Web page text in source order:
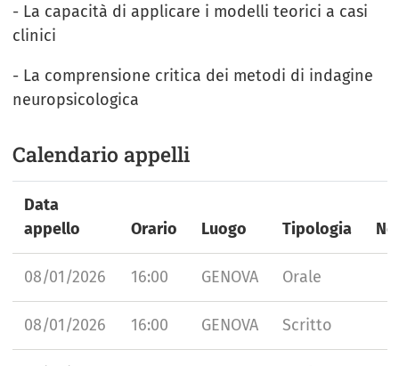
- La capacità di applicare i modelli teorici a casi
clinici
- La comprensione critica dei metodi di indagine
neuropsicologica
Calendario appelli
Data
appello
Orario Luogo Tipologia
08/01/2026 16:00 GENOVA Orale
08/01/2026 16:00 GENOVA Scritto